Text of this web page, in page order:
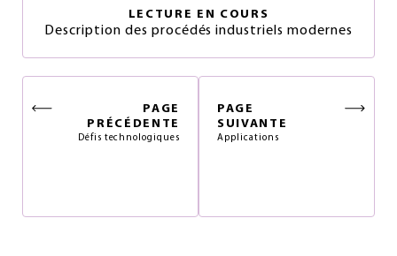
LECTURE EN COURS
Description des procédés industriels modernes
PAGE
PRÉCÉDENTE
Défis technologiques
PAGE
SUIVANTE
Applications